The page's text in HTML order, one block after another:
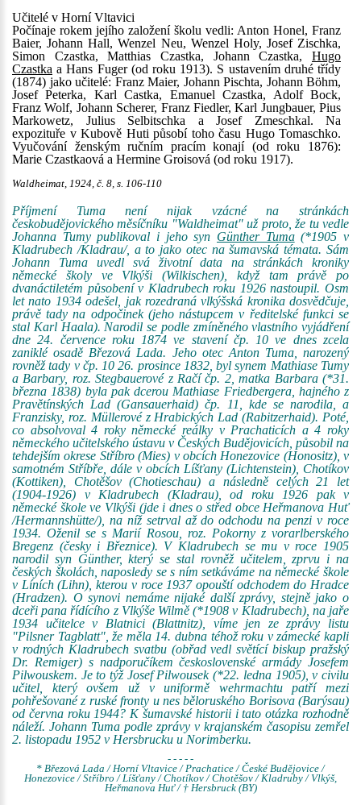
Učitelé v Horní Vltavici
Počínaje rokem jejího založení školu vedli: Anton Honel, Franz
Baier, Johann Hall, Wenzel Neu, Wenzel Holy, Josef Zischka,
Simon Czastka, Matthias Czastka, Johann Czastka, Hugo
Czastka a Hans Fuger (od roku 1913). S ustavením druhé třídy
(1874) jako učitelé: Franz Maier, Johann Pischta, Johann Böhm,
Josef Peterka, Karl Castka, Emanuel Czastka, Adolf Bock,
Franz Wolf, Johann Scherer, Franz Fiedler, Karl Jungbauer, Pius
Markowetz, Julius Selbitschka a Josef Zmeschkal. Na
expozituře v Kubově Huti působí toho času Hugo Tomaschko.
Vyučování ženským ručním pracím konají (od roku 1876):
Marie Czastkaová a Hermine Groisová (od roku 1917).
Waldheimat, 1924, č. 8, s. 106-110
Příjmení Tuma není nijak vzácné na stránkách
českobudějovického měsíčníku "Waldheimat" už proto, že tu vedle
Johanna Tumy publikoval i jeho syn Günther Tuma(*1905 v
Kladrubech /Kladrau/, a to jako otec na šumavská témata. Sám
Johann Tuma uvedl svá životní data na stránkách kroniky
německé školy ve Vlkýši (Wilkischen), když tam právě po
dvanáctiletém působení v Kladrubech roku 1926 nastoupil. Osm
let nato 1934 odešel, jak rozedraná vlkýšská kronika dosvědčuje,
právě tady na odpočinek (jeho nástupcem v ředitelské funkci se
stal Karl Haala). Narodil se podle zmíněného vlastního vyjádření
dne 24. července roku 1874 ve stavení čp. 10 ve dnes zcela
zaniklé osadě Březová Lada. Jeho otec Anton Tuma, narozený
rovněž tady v čp. 10 26. prosince 1832, byl synem Mathiase Tumy
a Barbary, roz. Stegbauerové z Račí čp. 2, matka Barbara (*31.
března 1838) byla pak dcerou Mathiase Friedbergera, hajného z
Pravětínských Lad (Gansauerhaid) čp. 11, kde se narodila, a
Franzisky, roz. Müllerové z Hrabických Lad (Rabitzerhaid). Poté,
co absolvoval 4 roky německé reálky v Prachaticích a 4 roky
německého učitelského ústavu v Českých Budějovicích, působil na
tehdejším okrese Stříbro (Mies) v obcích Honezovice (Honositz), v
samotném Stříbře, dále v obcích Líšťany (Lichtenstein), Chotíkov
(Kottiken), Chotěšov (Chotieschau) a následně celých 21 let
(1904-1926) v Kladrubech (Kladrau), od roku 1926 pak v
německé škole ve Vlkýši (jde i dnes o střed obce Heřmanova Huť
/Hermannshütte/), na níž setrval až do odchodu na penzi v roce
1934. Oženil se s Marií Rosou, roz. Pokorny z vorarlberského
Bregenz (česky i Březnice). V Kladrubech se mu v roce 1905
narodil syn Günther, který se stal rovněž učitelem, zprvu i na
českých školách, naposledy se s ním setkáváme na německé škole
v Líních (Lihn), kterou v roce 1937 opouští odchodem do Hradce
(Hradzen). O synovi nemáme nijaké další zprávy, stejně jako o
dceři pana řídícího z Vlkýše Wilmě (*1908 v Kladrubech), na jaře
1934 učitelce v Blatnici (Blattnitz), víme jen ze zprávy listu
"Pilsner Tagblatt", že měla 14. dubna téhož roku v zámecké kapli
v rodných Kladrubech svatbu (obřad vedl světící biskup pražský
Dr. Remiger) s nadporučíkem československé armády Josefem
Pilwouskem. Je to týž Josef Pilwousek (*22. ledna 1905), v civilu
učitel, který ovšem už v uniformě wehrmachtu patří mezi
pohřešované z ruské fronty u nes běloruského Borisova (Barýsau)
od června roku 1944? K šumavské historii i tato otázka rozhodně
náleží. Johann Tuma podle zprávy v krajanském časopisu zemřel
2. listopadu 1952 v Hersbrucku u Norimberku.
- - - - -
* Březová Lada / Horní Vltavice / Prachatice / České Budějovice /
Honezovice / Stříbro / Líšťany / Chotíkov / Chotěšov / Kladruby / Vlkýš,
Heřmanova Huť / † Hersbruck (BY)